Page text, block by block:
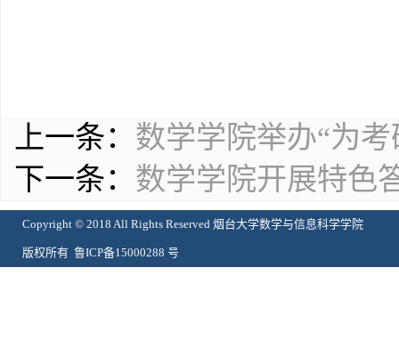
上一条： 数学学院举办“为
下一条： 数学学院开展特色
Copyright © 2018 All Rights Reserved 烟台大学数学与信息科学学院
版权所有 鲁ICP备15000288 号